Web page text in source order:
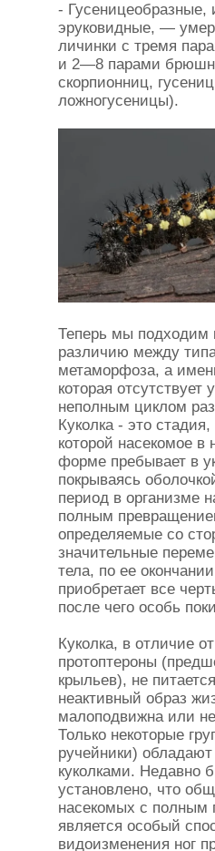
- Гусеницеобразные,
эруковидные, —
личинки с тремя
и 2—8 парами
скорпионниц,
ложногусеницы).
Теперь мы подходим
различию между
метаморфоза, а
которая отсутствует
неполным циклом
Куколка - это
которой насекомое в
форме пребывает в
покрываясь
период в организме
полным
определяемые со
значительные
тела, по ее
приобретает все
после чего особь
Куколка, в отличие
протоптероны
крыльев), не
неактивный образ
малоподвижна или
Только некоторые
ручейники)
куколками. Недавно
установлено, что
насекомых с полным
является особый
видоизменения ног